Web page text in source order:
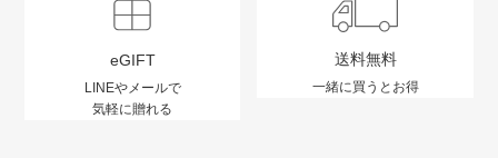
eGIFT
LINEやメールで
気軽に贈れる
送料無料
一緒に買うとお得